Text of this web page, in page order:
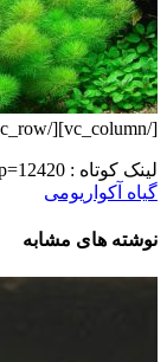
[/vc_column][/vc_row]
لینک کوتاه :
گیاه آکواریومی
نوشته های مشابه